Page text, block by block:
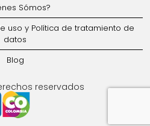
Sómos?
uso y Política de tratamiento de
datos
Blog
reservados